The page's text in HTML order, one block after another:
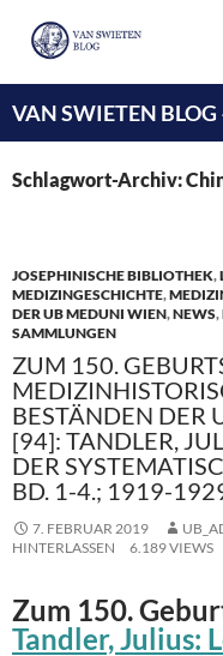
VAN SWIETEN
INHALT
SPRINGEN
Schlagwort-Archiv:
JOSEPHINISCHE BIBLIOTHEK,
MEDIZINGESCHICHTE,
DER UB MEDUNI WIEN,NEWS,
SAMMLUNGEN
ZUM 150.
BESTÄNDEN DER
[94]: TANDLER,
DER
BD. 1-4.; 1919-
7. FEBRUAR 2019
HINTERLASSEN
6.189 VIEWS
Zum 150.
Tandler, Julius: